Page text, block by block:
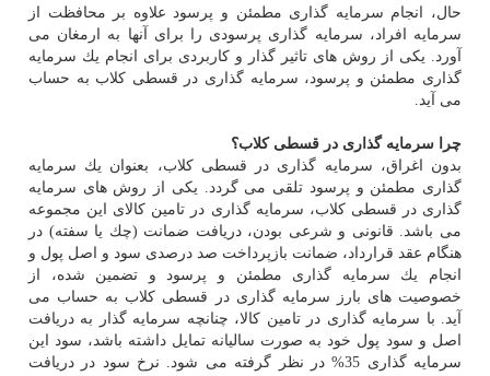
حال، انجام سرمایه گذاری مطمئن و پرسود علاوه بر محافظت از
سرمایه افراد، سرمایه گذاری پرسودی را برای آنها به ارمغان می
آورد. یكی از روش های تاثیر گذار و كاربردی برای انجام یك سرمایه
گذاری مطمئن و پرسود، سرمایه گذاری در قسطی كلاب به حساب
می آید.
چرا سرمایه گذاری در قسطی كلاب؟
بدون اغراق، سرمایه گذاری در قسطی كلاب، بعنوان یك سرمایه
گذاری مطمئن و پرسود تلقی می گردد. یكی از روش های سرمایه
گذاری در قسطی كلاب، سرمایه گذاری در تامین كالای این مجموعه
می باشد. قانونی و شرعی بودن، دریافت ضمانت (چك یا سفته) در
هنگام عقد قرارداد، ضمانت بازپرداخت صد درصدی سود و اصل پول و
انجام یك سرمایه گذاری مطمئن و پرسود و تضمین شده، از
خصوصیت های بارز سرمایه گذاری در قسطی كلاب به حساب می
آید. با سرمایه گذاری در تامین كالا، چنانچه سرمایه گذار به دریافت
اصل و سود پول خود به صورت سالیانه تمایل داشته باشد، سود این
سرمایه گذاری 35% در نظر گرفته می شود. نرخ سود در دریافت